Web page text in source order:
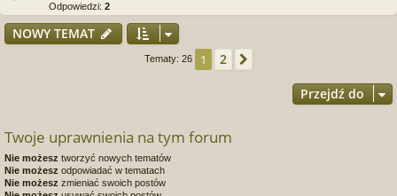
Odpowiedzi: 2
NOWY TEMAT
Tematy: 26 1 2
Przejdź do
Twoje uprawnienia na tym forum
Nie możesz tworzyć nowych tematów
Nie możesz odpowiadać w tematach
Nie możesz zmieniać swoich postów